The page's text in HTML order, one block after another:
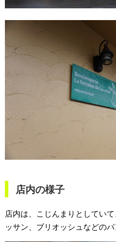
店内の様子
店内は、こじんまりとしてい
ッサン、ブリオッシュなどのパ